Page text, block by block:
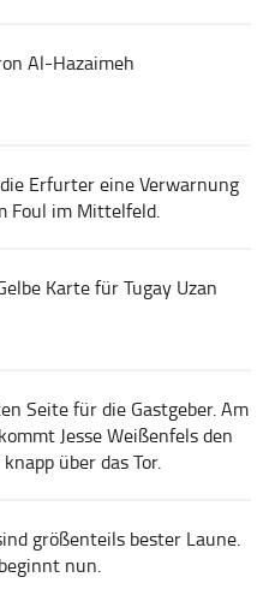
Al-Hazaimeh
Erfurter eine Verwarnung
Foul im Mittelfeld.
Karte für Tugay Uzan
Seite für die Gastgeber. Am
Jesse Weißenfels den
über das Tor.
größenteils bester Laune.
nun.